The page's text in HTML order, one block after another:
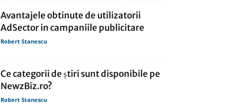
Avantajele obtinute de utilizatorii
AdSector in campaniile publicitare
Robert Stanescu
Ce categorii de știri sunt disponibile pe
NewzBiz.ro?
Robert Stanescu